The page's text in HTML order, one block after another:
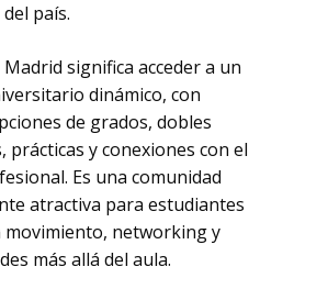
país.
significa acceder a un
dinámico, con
de grados, dobles
prácticas y conexiones con el
Es una comunidad
atractiva para estudiantes
movimiento, networking y
más allá del aula.